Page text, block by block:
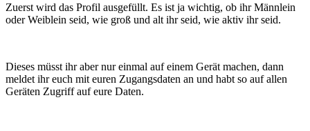
Zuerst wird das Profil ausgefüllt. Es ist ja wichtig, ob ihr Männlein
oder Weiblein seid, wie groß und alt ihr seid, wie aktiv ihr seid.
Dieses müsst ihr aber nur einmal auf einem Gerät machen, dann
meldet ihr euch mit euren Zugangsdaten an und habt so auf allen
Geräten Zugriff auf eure Daten.